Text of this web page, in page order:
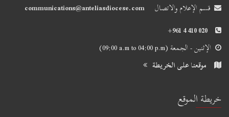
قسم الإعلام والاتصال
communications@anteliasdiocese.com
+961 4 410 020
الإثنين - الجمعة(09:00 a.m to 04:00 p.m)
موقعنا على الخريطة
خريطة الموقع